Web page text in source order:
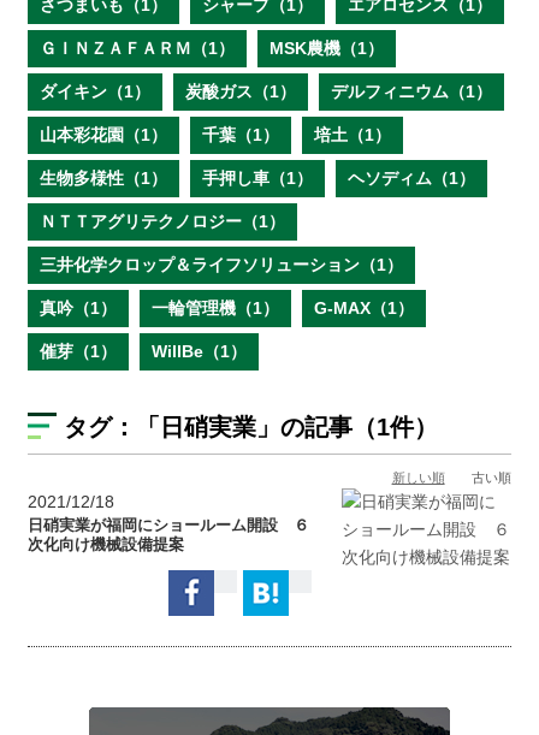
さつまいも（1） シャープ（1） エアロセンス（1）
ＧＩＮＺＡＦＡＲＭ（1） MSK農機（1）
ダイキン（1） 炭酸ガス（1） デルフィニウム（1）
山本彩花園（1） 千葉（1） 培土（1）
生物多様性（1） 手押し車（1） ヘソディム（1）
ＮＴＴアグリテクノロジー（1）
三井化学クロップ＆ライフソリューション（1）
真吟（1） 一輪管理機（1） G-MAX（1）
催芽（1） WillBe（1）
タグ： 「日硝実業」の記事（1件）
新しい順 古い順
2021/12/18
日硝実業が福岡にショールーム開設 ６
次化向け機械設備提案